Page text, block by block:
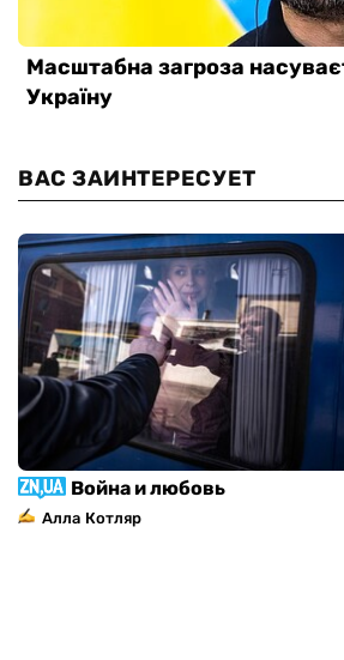
ВАС ЗАИНТЕРЕСУЕТ
Война и любовь
Алла Котляр